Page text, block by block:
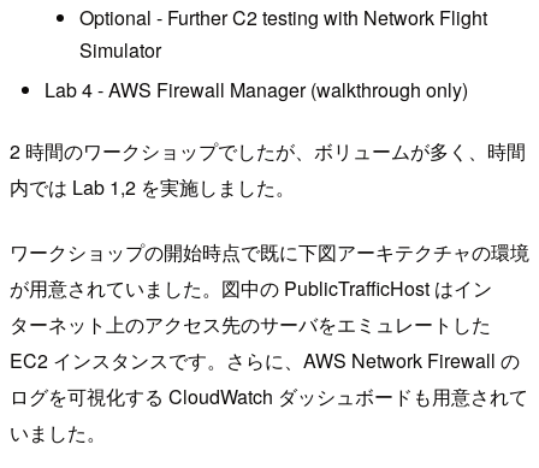
Optional - Further C2 testing with Network Flight
Simulator
Lab 4 - AWS Firewall Manager (walkthrough only)
2 時間のワークショップでしたが、ボリュームが多く、時間
内では Lab 1,2 を実施しました。
ワークショップの開始時点で既に下図アーキテクチャの環境
が用意されていました。図中の PublicTrafficHost はイン
ターネット上のアクセス先のサーバをエミュレートした
EC2 インスタンスです。さらに、AWS Network Firewall の
ログを可視化する CloudWatch ダッシュボードも用意されて
いました。